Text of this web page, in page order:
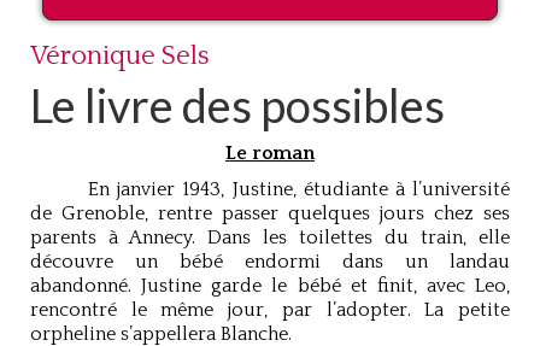
Véronique Sels
Le livre des possibles
Le roman
En janvier 1943, Justine, étudiante à l’université
de Grenoble, rentre passer quelques jours chez ses
parents à Annecy. Dans les toilettes du train, elle
découvre un bébé endormi dans un landau
abandonné. Justine garde le bébé et finit, avec Leo,
rencontré le même jour, par l’adopter. La petite
orpheline s’appellera Blanche.